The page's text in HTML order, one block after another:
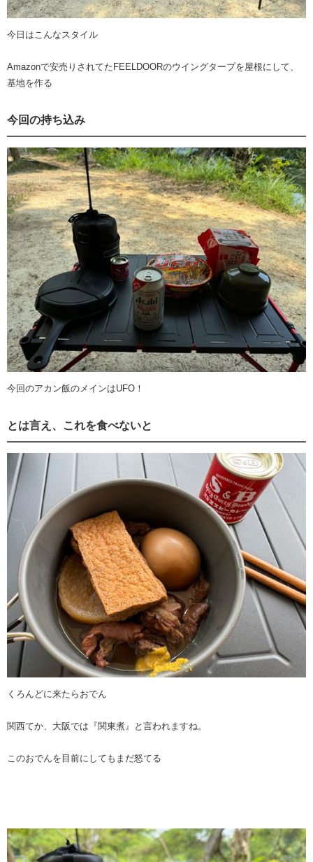
今日はこんなスタイル
Amazonで安売りされてたFEELDOORのウイングタープを屋根にして、
基地を作る
今回の持ち込み
今回のアカン飯のメインはUFO！
とは言え、これを食べないと
くろんどに来たらおでん
関西てか、大阪では『関東煮』と言われますね。
このおでんを目前にしてもまだ怒てる